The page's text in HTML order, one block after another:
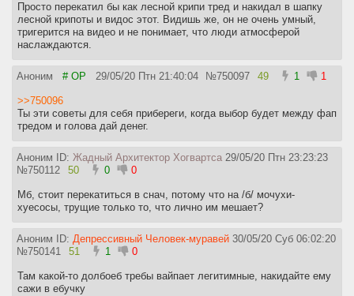
Просто перекатил бы как лесной крипи тред и накидал в шапку
лесной крипоты и видос этот. Видишь же, он не очень умный,
тригерится на видео и не понимает, что люди атмосферой
наслаждаются.
Аноним # OP 29/05/20 Птн 21:40:04 №750097 49 1 1
>>750096
Ты эти советы для себя прибереги, когда выбор будет между фап
тредом и голова дай денег.
Аноним ID: Жадный Архитектор Хогвартса 29/05/20 Птн 23:23:23
№750112 50 0 0
Мб, стоит перекатиться в снач, потому что на /б/ мочухи-
хуесосы, трущие только то, что лично им мешает?
Аноним ID: Депрессивный Человек-муравей 30/05/20 Суб 06:02:20
№750141 51 1 0
Там какой-то долбоеб требы вайпает легитимные, накидайте ему
сажи в ебучку